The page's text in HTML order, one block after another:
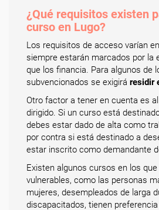
¿Qué requisitos existen
curso en Lugo?
Los requisitos de acceso varían
siempre estarán marcados por la
que los financia. Para algunos de
subvencionados se exigirá residir
Otro factor a tener en cuenta es
dirigido. Si un curso está
debes estar dado de alta como
por contra si está destinado a
estar inscrito como demandante
Existen algunos cursos en los
vulnerables, como las personas
mujeres, desempleados de larga
discapacitados, tienen